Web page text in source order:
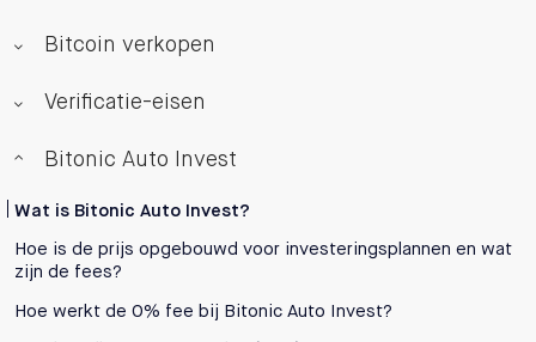
Bitcoin verkopen
Verificatie-eisen
Bitonic Auto Invest
Wat is Bitonic Auto Invest?
Hoe is de prijs opgebouwd voor investeringsplannen en wat
zijn de fees?
Hoe werkt de 0% fee bij Bitonic Auto Invest?